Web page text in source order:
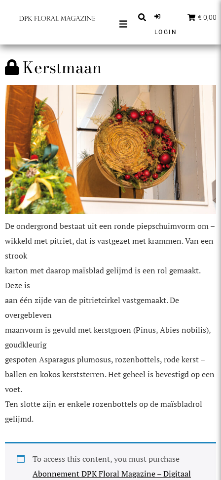
PARTNERS
SHOP
NEDERLANDS
ABONNEER
LOGIN
€ 0,00
Kerstmaan
De ondergrond bestaat uit een ronde piepschuimvorm om –
wikkeld met pitriet, dat is vastgezet met krammen. Van een
strook
karton met daarop maïsblad gelijmd is een rol gemaakt.
Deze is
aan één zijde van de pitrietcirkel vastgemaakt. De
overgebleven
maanvorm is gevuld met kerstgroen (Pinus, Abies nobilis),
goudkleurig
gespoten Asparagus plumosus, rozenbottels, rode kerst –
ballen en kokos kerststerren. Het geheel is bevestigd op een
voet.
Ten slotte zijn er enkele rozenbottels op de maïsbladrol
gelijmd.
To access this content, you must purchase
Abonnement DPK Floral Magazine – Digitaal